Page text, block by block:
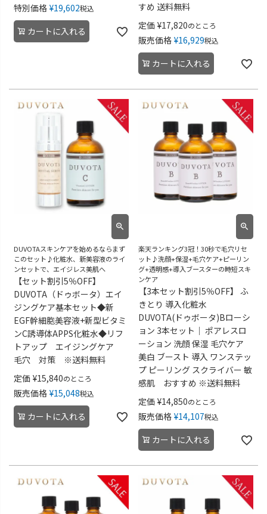
特別価格 ¥19,602税込
カートに入れる
すめ 送料無料
定価 ¥17,820のところ
販売価格 ¥16,929税込
カートに入れる
DUVOTAスキンケアを始めるならまず
このセット♪化粧水、新美容液のライ
ンセットで、エイジレス美肌へ
【セット割引5％OFF】
DUVOTA（ドゥボータ）エイ
ジングケア基本セット◆新
EGF幹細胞美容液+新型ビタミ
ンC誘導体APPS化粧水◆リフ
トアップ エイジングケア
毛穴 対策 ※送料無料
定価 ¥15,840のところ
販売価格 ¥15,048税込
カートに入れる
楽天ランキング3冠！30秒で毛穴リセ
ット♪洗顔+保湿+毛穴ケア+ピーリン
グ+透明感+導入ブースターの時短スキ
ンケア
【3本セット割引5％OFF】 ふ
きとり 導入化粧水
DUVOTA(ドゥボータ)Bローシ
ョン 3本セット｜ ポアレスロ
ーション 洗顔 保湿 毛穴ケア
美白 ブースト 導入 ワンステッ
プ ピーリング スクライバー 敏
感肌 おすすめ ※送料無料
定価 ¥14,850のところ
販売価格 ¥14,107税込
カートに入れる